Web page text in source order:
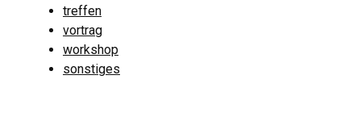
treffen
vortrag
workshop
sonstiges